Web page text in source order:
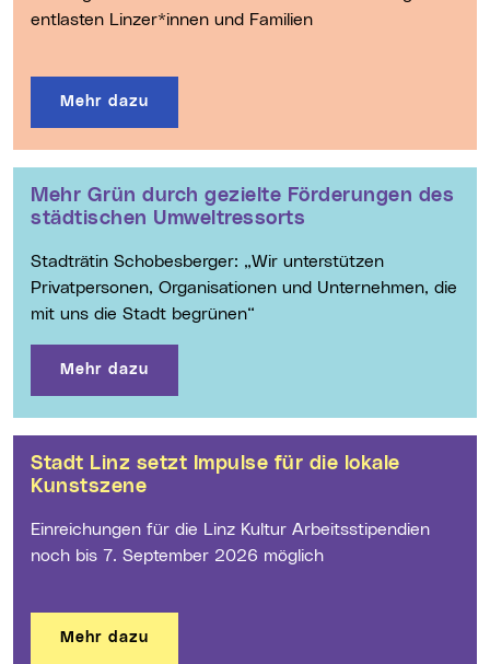
Mehr dazu
Schwimmen in Linz kostet deutlich weniger
als in anderen Städten
entlasten Linzer*innen und Familien
Mehr dazu
Mehr Grün durch gezielte Förderungen des
städtischen Umweltressorts
Privatpersonen, Organisationen und Unternehmen, die
mit uns die Stadt begrünen“
Mehr dazu